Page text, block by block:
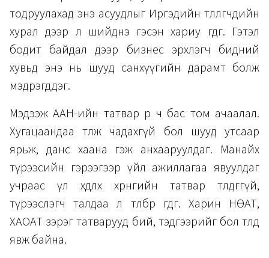
тодруулахад энэ асуудлыг Иргэдийн төлөөлөгчдийн
хурал дээр л шийднэ гэсэн хариу өгдөг. Гэтэл
бодит байдал дээр бизнес эрхлэгч бидний
хувьд энэ нь шууд санхүүгийн дарамт болж
мэдрэгддэг.
Мэдээж ААН-ийн татвар өөрөө ч бас том ачаалал.
Хугацаандаа төлж чадахгүй бол шууд утсаар
ярьж, данс хаана гэж анхааруулдаг. Манайх
түрээсийн гэрээгээр үйл ажиллагаа явуулдаг
учраас үл хөдлөх хөрөнгийн татвар төлдөггүй,
түрээслэгч талдаа л төлбөрөө өгдөг. Харин НӨАТ,
ХАОАТ зэрэг татварууд бий, тэдгээрийг бол төлөөд
явж байна.